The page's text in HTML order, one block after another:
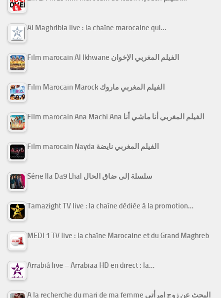
Al Maghribia live : la chaîne marocaine qui…
Film marocain Al Ikhwane الفيلم المغربي الإخوان
Film Marocain Marock الفيلم المغربي ماروك
Film marocain Ana Machi Ana الفيلم المغربي أنا ماشي أنا
Film marocain Nayda الفيلم المغربي نايضة
Série Ila Da9 Lhal سلسلة إلى ضاق الحال
Tamazight TV live : la chaîne dédiée à la promotion…
MEDI 1 TV live : la chaîne Marocaine et du Grand Maghreb
Arrabiâ live – Arrabiaa HD en direct : la…
A la recherche du mari de ma femme البحث عن زوج امرأتي